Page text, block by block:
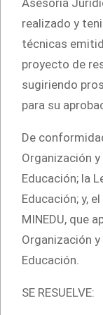
Asesoría
realizado y
técnicas
proyecto de
sugiriendo
para su
De
Organización
Educación; la
Educación; y,
MINEDU, que
Organización
Educación.
SE RESUELVE: